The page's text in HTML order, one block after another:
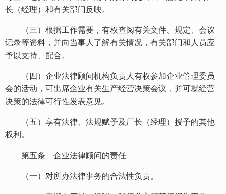
长（经理）和有关部门反映。
（三）根据工作需要，有权查阅有关文件、规定、会议
记录等资料，并向当事人了解有关情况，有关部门和人员应
予以支持、配合。
（四）企业法律顾问机构负责人有权参加企业管理委员
会的活动，可出席企业有关生产经营决策会议，并可就经营
决策的法律可行性发表意见。
（五）享有法律、法规赋予及厂长（经理）授予的其他
权利。
第五条 企业法律顾问的责任
（一）对所办法律事务的合法性负责。